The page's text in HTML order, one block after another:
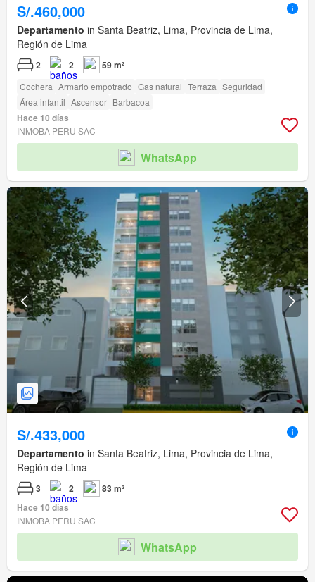
S/.460,000
Departamento in Santa Beatriz, Lima, Provincia de Lima,
Región de Lima
2 2 59 m²
Cochera Armario empotrado Gas natural Terraza Seguridad
Área infantil Ascensor Barbacoa
Hace 10 días
INMOBA PERU SAC
WhatsApp
S/.433,000
Departamento in Santa Beatriz, Lima, Provincia de Lima,
Región de Lima
3 2
83 m²
Hace 10 días
INMOBA PERU SAC
WhatsApp